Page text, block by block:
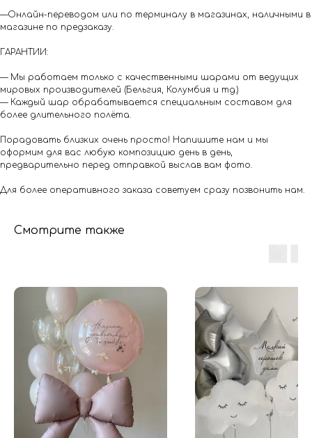
—Онлайн-переводом или по терминалу в магазинах, наличными в
магазине по предзаказу.
ГАРАНТИИ:
— Мы работаем только с качественными шарами от ведущих
мировых производителей (Бельгия, Колумбия и тд.)
— Каждый шар обрабатывается специальным составом для
более длительного полёта.
Порадовать близких очень просто! Напишите нам и мы
оформим для вас любую композицию день в день,
предварительно перед отправкой выслав вам фото.
Для более оперативного заказа советуем сразу позвонить нам.
Смотрите также